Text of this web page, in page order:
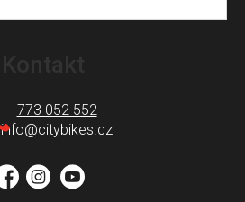
info@citybikes.cz
773 052 552